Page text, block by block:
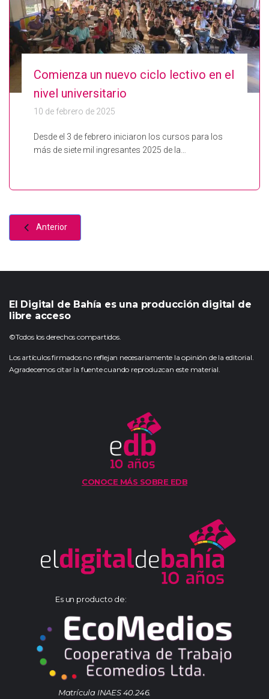
Comienza un nuevo ciclo lectivo en el
nivel universitario
10 de febrero de 2025
Desde el 3 de febrero iniciaron los cursos para los
más de siete mil ingresantes 2025 de la…
Anterior
El Digital de Bahía es una producción digital de
libre acceso
©Todos los derechos compartidos.
Los artículos firmados no reflejan necesariamente la opinión de la editorial.
Agradecemos citar la fuente cuando reproduzcan este material.
CONOCE MÁS SOBRE EDB
Es un producto de:
Matrícula INAES 40.246.